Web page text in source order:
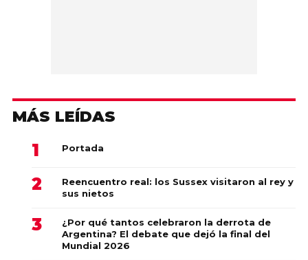
MÁS LEÍDAS
Portada
Reencuentro real: los Sussex visitaron al rey y
sus nietos
¿Por qué tantos celebraron la derrota de
Argentina? El debate que dejó la final del
Mundial 2026